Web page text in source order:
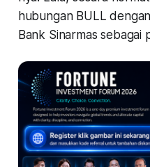
hubungan BULL
Bank Sinarmas